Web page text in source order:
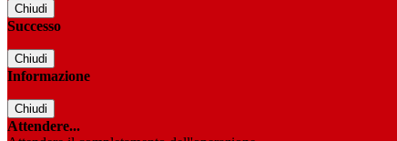
Chiudi
Successo
Chiudi
Informazione
Chiudi
Attendere...